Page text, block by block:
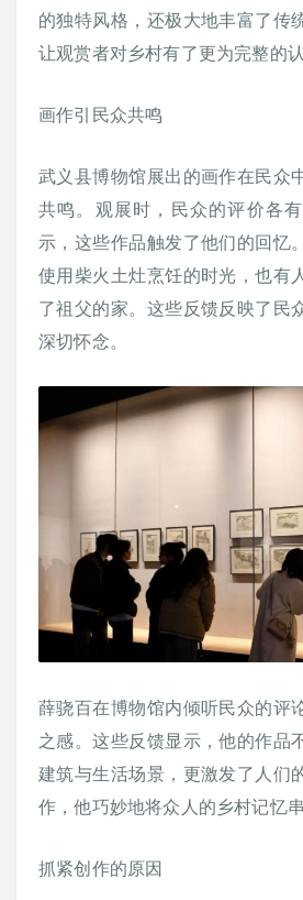
的独特风格，还极大地丰富了传
让观赏者对乡村有了更为完整的认
画作引民众共鸣
武义县博物馆展出的画作在民众
共鸣。观展时，民众的评价各
示，这些作品触发了他们的回忆
使用柴火土灶烹饪的时光，也有
了祖父的家。这些反馈反映了民
深切怀念。
薛骁百在博物馆内倾听民众的评
之感。这些反馈显示，他的作品
建筑与生活场景，更激发了人们
作，他巧妙地将众人的乡村记忆串
抓紧创作的原因